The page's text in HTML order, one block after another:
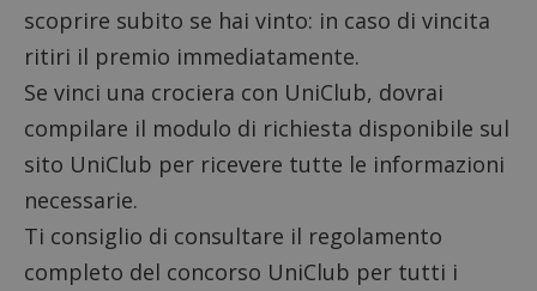
scoprire subito se hai vinto: in caso di vincita
ritiri il premio immediatamente.
Se vinci una crociera con UniClub, dovrai
compilare il modulo di richiesta disponibile sul
sito UniClub per ricevere tutte le informazioni
necessarie.
Ti consiglio di consultare il regolamento
completo del concorso UniClub per tutti i